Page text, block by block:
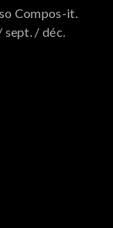
Compos-it.
/ déc.